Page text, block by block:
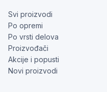
Svi proizvodi
Po opremi
Po vrsti delova
Proizvođači
Akcije i popusti
Novi proizvodi